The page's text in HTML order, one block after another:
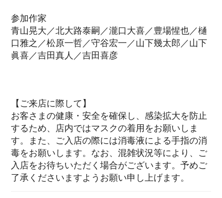
参加作家
青山晃大／北大路泰嗣／瀧口大喜／豊場惺也／樋
口雅之／松原一哲／守谷宏一／山下幾太郎／山下
眞喜／吉田真人／吉田喜彦
【ご来店に際して】
お客さまの健康・安全を確保し、感染拡大を防止
するため、店内ではマスクの着用をお願いしま
す。また、ご入店の際には消毒液による手指の消
毒をお願いします。なお、混雑状況等により、ご
入店をお待ちいただく場合がございます。予めご
了承くださいますようお願い申し上げます。